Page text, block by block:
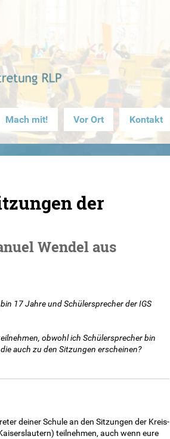
Mach mit! Vor Ort Kontakt
der
Wendel aus
17 Jahre und Schülersprecher der IGS
obwohl ich Schülersprecher bin
auch zu den Sitzungen erscheinen?
deiner Schule an den Sitzungen der Kreis-
teilnehmen, auch wenn eure